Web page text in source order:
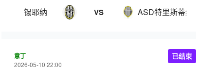
锡耶纳 VS ASD特里斯蒂纳体育
意丁
2026-05-10 22:00
已结束